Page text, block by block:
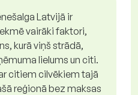
Latvijā ir
vairāki faktori,
kurā viņš strādā,
lielums un citi.
citiem cilvēkiem tajā
reģionā bez maksas